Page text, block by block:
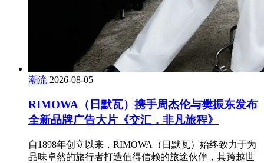
潮流 2026-08-05
RIMOWA（日默瓦）携手周杰伦与樊振东发布
全新品牌广告大片《交汇，非凡旅程》
自1898年创立以来，RIMOWA（日默瓦）始终致力于为
品味卓然的旅行者打造值得信赖的旅途伙伴，其跨越世